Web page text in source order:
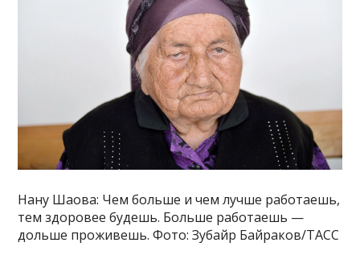
Нану Шаова: Чем больше и чем лучше работаешь,
тем здоровее будешь. Больше работаешь —
дольше проживешь. Фото: Зубайр Байраков/ТАСС